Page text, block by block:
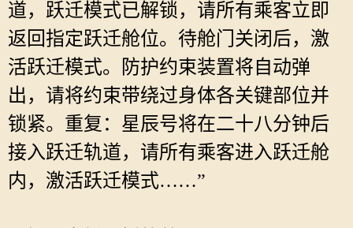
道，跃迁模式已解锁，请所有乘客立即
返回指定跃迁舱位。待舱门关闭后，激
活跃迁模式。防护约束装置将自动弹
出，请将约束带绕过身体各关键部位并
锁紧。重复：星辰号将在二十八分钟后
接入跃迁轨道，请所有乘客进入跃迁舱
内，激活跃迁模式……”